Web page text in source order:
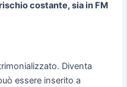
costante, sia in FM
Diventa
essere inserito a